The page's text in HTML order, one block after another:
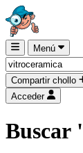
Menú
Compartir chollo
Acceder
Buscar